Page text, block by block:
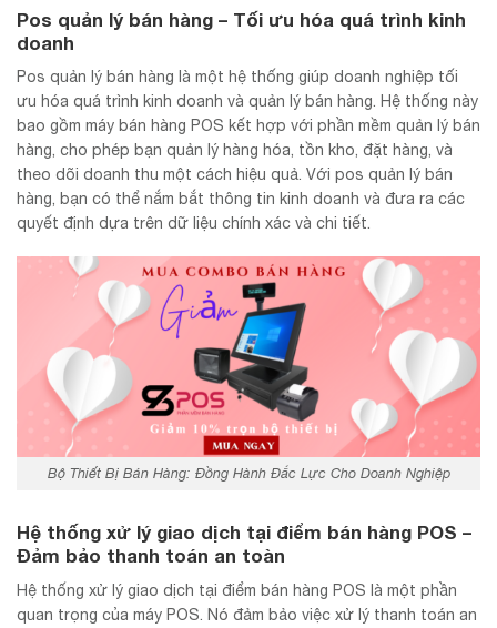
Pos quản lý bán hàng – Tối ưu hóa quá trình kinh
doanh
Pos quản lý bán hàng là một hệ thống giúp doanh nghiệp tối
ưu hóa quá trình kinh doanh và quản lý bán hàng. Hệ thống này
bao gồm máy bán hàng POS kết hợp với phần mềm quản lý bán
hàng, cho phép bạn quản lý hàng hóa, tồn kho, đặt hàng, và
theo dõi doanh thu một cách hiệu quả. Với pos quản lý bán
hàng, bạn có thể nắm bắt thông tin kinh doanh và đưa ra các
quyết định dựa trên dữ liệu chính xác và chi tiết.
Bộ Thiết Bị Bán Hàng: Đồng Hành Đắc Lực Cho Doanh Nghiệp
Hệ thống xử lý giao dịch tại điểm bán hàng POS –
Đảm bảo thanh toán an toàn
Hệ thống xử lý giao dịch tại điểm bán hàng POS là một phần
quan trọng của máy POS. Nó đảm bảo việc xử lý thanh toán an